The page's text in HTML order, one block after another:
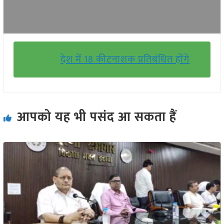
देश में 18 कीटनाशक प्रतिबंधित होंगे
आपको यह भी पसंद आ सकता हैं